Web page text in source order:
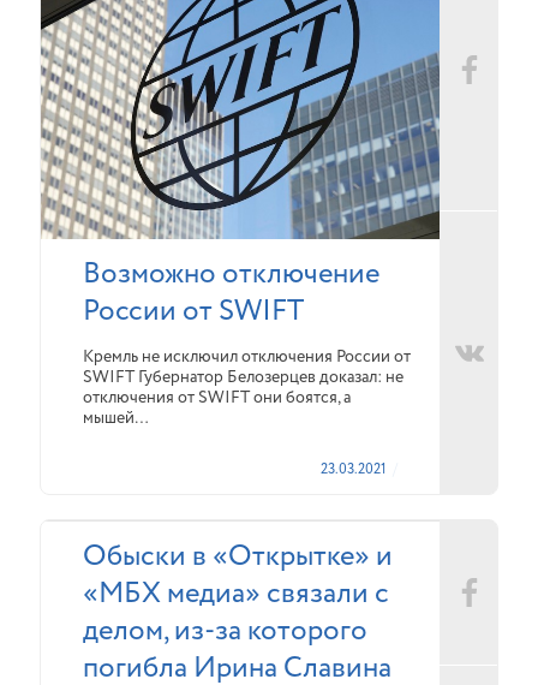
Возможно отключение
России от SWIFT
Кремль не исключил отключения России от
SWIFT Губернатор Белозерцев доказал: не
отключения от SWIFT они боятся, а
мышей…
23.03.2021
Обыски в «Открытке» и
«МБХ медиа» связали с
делом, из-за которого
погибла Ирина Славина